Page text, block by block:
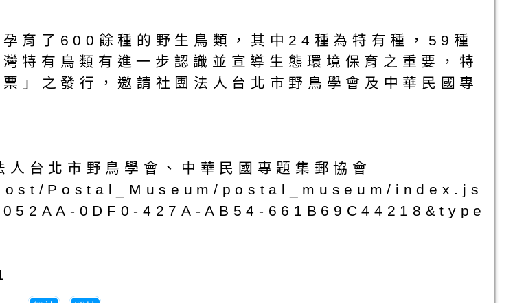
育了600餘種的野生鳥類，其中24種為特有種，59種
特有鳥類有進一步認識並宣導生態環境保育之重要，特
」之發行，邀請社團法人台北市野鳥學會及中華民國專
台北市野鳥學會、中華民國專題集郵協會
Postal_Museum/postal_museum/index.js
0DF0-427A-AB54-661B69C44218&type